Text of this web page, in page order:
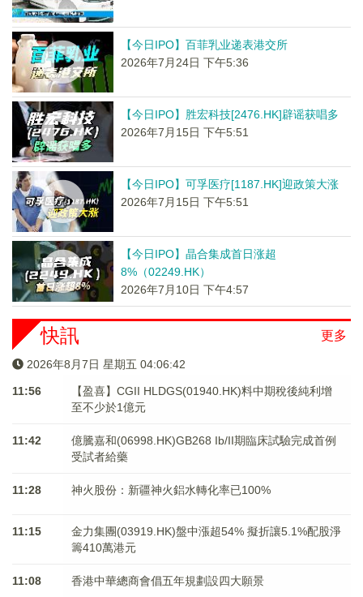
【今日IPO】百菲乳业递表港交所
2026年7月24日 下午5:36
【今日IPO】胜宏科技[2476.HK]辟谣获唱多
2026年7月15日 下午5:51
【今日IPO】可孚医疗[1187.HK]迎政策大涨
2026年7月15日 下午5:51
【今日IPO】晶合集成首日涨超
8%（02249.HK）
2026年7月10日 下午4:57
更多
快訊
2026年8月7日 星期五 04:06:42
11:56
【盈喜】CGII HLDGS(01940.HK)料中期稅後純利增
至不少於1億元
11:42
億騰嘉和(06998.HK)GB268 Ib/II期臨床試驗完成首例
受試者給藥
11:28 神火股份：新疆神火鋁水轉化率已100%
11:15
金力集團(03919.HK)盤中漲超54% 擬折讓5.1%配股淨
籌410萬港元
11:08 香港中華總商會倡五年規劃設四大願景